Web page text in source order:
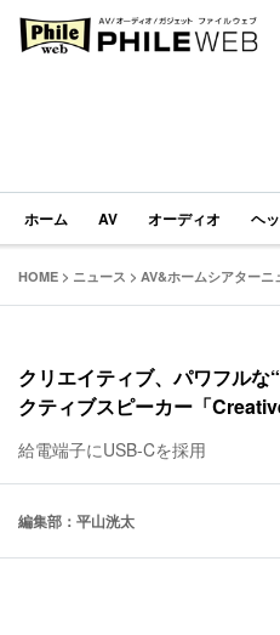
PHILE WEB｜AV/オーディオ
ホーム AV オーディオ ヘ
HOME > ニュース > AV&ホームシアターニ
クリエイティブ、パワフルな
クティブスピーカー「
給電端子にUSB-Cを採用
編集部：平山洸太